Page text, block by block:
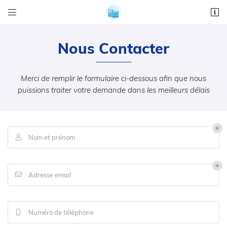
 
05 61 75 11 21
En cochant cette case, vous consentez à recevoir nos propositions commerciales à
INSCRIPTION
Nous Contacter
Merci de remplir le formulaire ci-dessous afin que nous
puissions traiter votre demande dans les meilleurs délais
 Nom et prénom
 Adresse email
Numéro de téléphone